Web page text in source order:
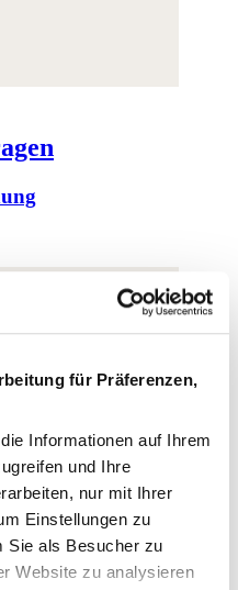
für Präferenzen,
Informationen auf Ihrem
und Ihre
nur mit Ihrer
Einstellungen zu
Sie als Besucher zu
Website zu analysieren